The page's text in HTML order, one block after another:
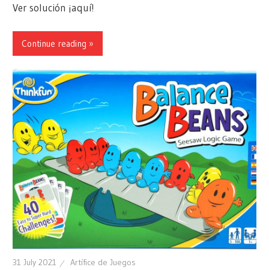
Ver solución ¡aquí!
Continue reading »
31 July 2021 Artífice de Juegos